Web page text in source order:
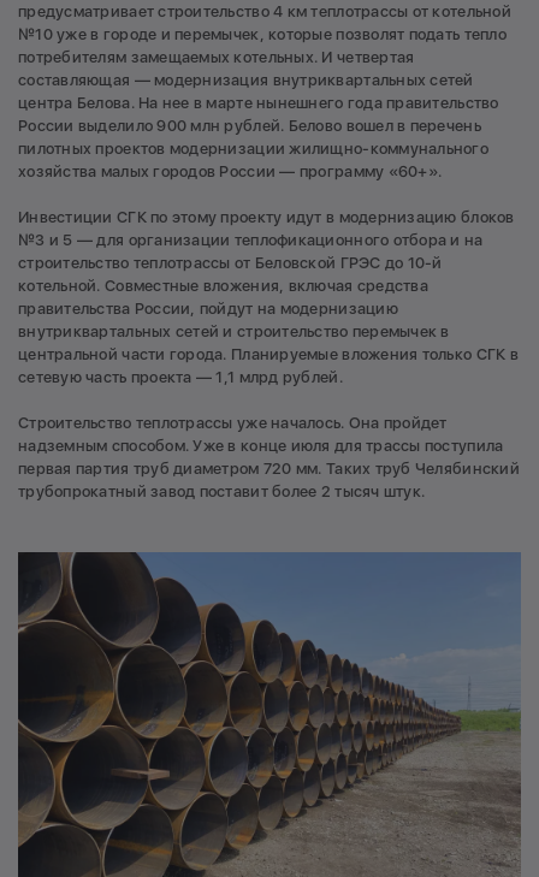
предусматривает строительство 4 км теплотрассы от котельной
№10 уже в городе и перемычек, которые позволят подать тепло
потребителям замещаемых котельных. И четвертая
составляющая — модернизация внутриквартальных сетей
центра Белова. На нее в марте нынешнего года правительство
России выделило 900 млн рублей. Белово вошел в перечень
пилотных проектов модернизации жилищно-коммунального
хозяйства малых городов России — программу «60+».
Инвестиции СГК по этому проекту идут в модернизацию блоков
№3 и 5 — для организации теплофикационного отбора и на
строительство теплотрассы от Беловской ГРЭС до 10-й
котельной. Совместные вложения, включая средства
правительства России, пойдут на модернизацию
внутриквартальных сетей и строительство перемычек в
центральной части города. Планируемые вложения только СГК в
сетевую часть проекта — 1,1 млрд рублей.
Строительство теплотрассы уже началось. Она пройдет
надземным способом. Уже в конце июля для трассы поступила
первая партия труб диаметром 720 мм. Таких труб Челябинский
трубопрокатный завод поставит более 2 тысяч штук.